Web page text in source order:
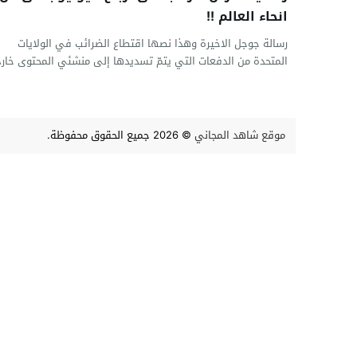
انحاء العالم !!
رسالة جوجل الاخيرة وهذا نصها اقتطاع الضرائب في الولايات
المتحدة من الدفعات التي يتمّ تسديدها إلى منشئي المحتوى
موقع شاهد المجاني © 2026 جميع الحقوق محفوظة.